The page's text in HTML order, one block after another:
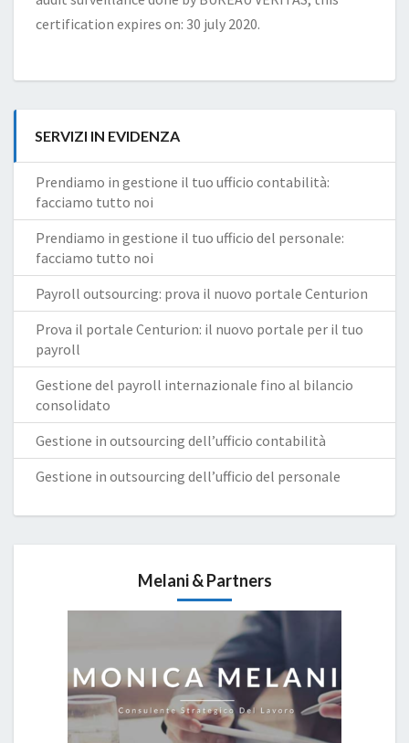
certification expires on: 30 july 2020.
SERVIZI IN EVIDENZA
Prendiamo in gestione il tuo ufficio contabilità:
facciamo tutto noi
Prendiamo in gestione il tuo ufficio del personale:
facciamo tutto noi
Payroll outsourcing: prova il nuovo portale Centurion
Prova il portale Centurion: il nuovo portale per il tuo
payroll
Gestione del payroll internazionale fino al bilancio
consolidato
Gestione in outsourcing dell’ufficio contabilità
Gestione in outsourcing dell’ufficio del personale
Melani & Partners